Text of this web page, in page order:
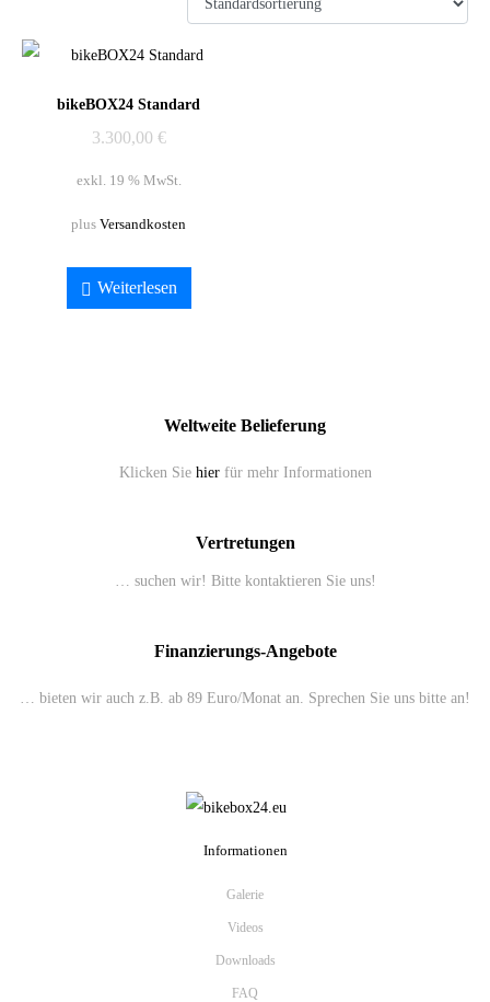
bikeBOX24 Standard
3.300,00 €
exkl. 19 % MwSt.
plusVersandkosten
Weiterlesen
Weltweite Belieferung
Klicken Sie hierfür mehr Informationen
Vertretungen
… suchen wir! Bitte kontaktieren Sie uns!
Finanzierungs-Angebote
… bieten wir auch z.B. ab 89 Euro/Monat an. Sprechen Sie uns bitte an!
Informationen
Galerie
Videos
Downloads
FAQ